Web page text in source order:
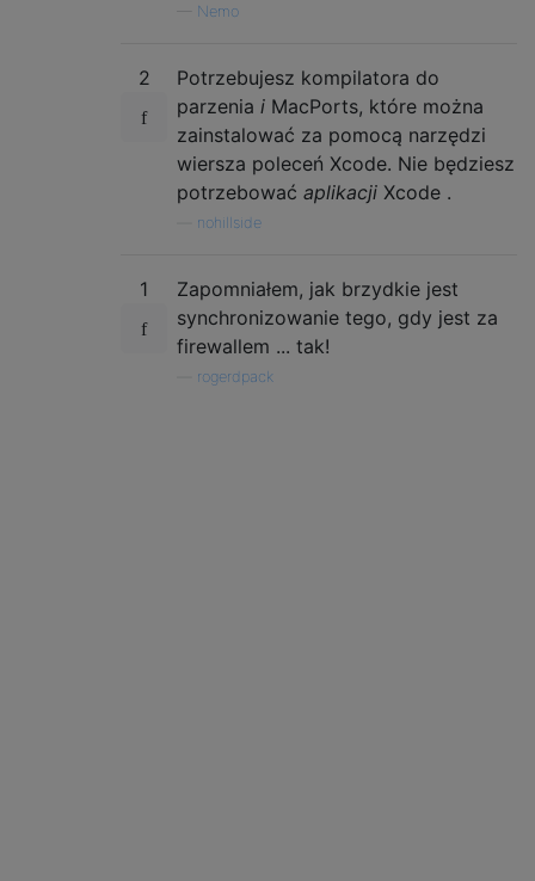
Nemo
2
Potrzebujesz kompilatora do
parzenia i MacPorts, które można
zainstalować za pomocą narzędzi
wiersza poleceń Xcode. Nie będziesz
potrzebować aplikacji Xcode .
nohillside
1
Zapomniałem, jak brzydkie jest
synchronizowanie tego, gdy jest za
firewallem ... tak!
rogerdpack